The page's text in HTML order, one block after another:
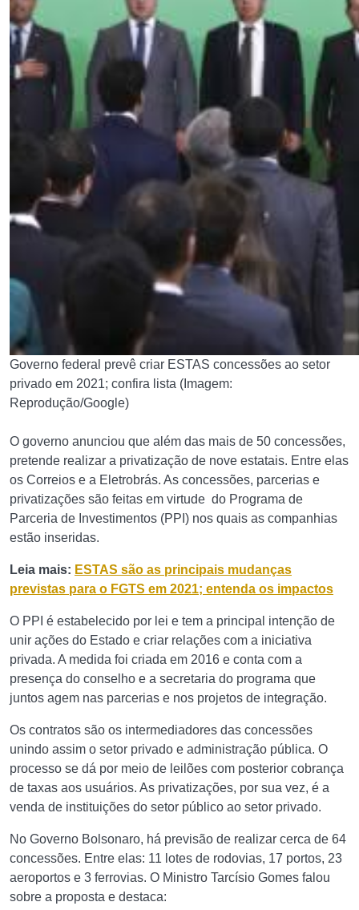
Governo federal prevê criar ESTAS concessões ao setor
privado em 2021; confira lista (Imagem:
Reprodução/Google)
O governo anunciou que além das mais de 50 concessões,
pretende realizar a privatização de nove estatais. Entre elas
os Correios e a Eletrobrás. As concessões, parcerias e
privatizações são feitas em virtude do Programa de
Parceria de Investimentos (PPI) nos quais as companhias
estão inseridas.
Leia mais: ESTAS são as principais mudanças
previstas para o FGTS em 2021; entenda os impactos
O PPI é estabelecido por lei e tem a principal intenção de
unir ações do Estado e criar relações com a iniciativa
privada. A medida foi criada em 2016 e conta com a
presença do conselho e a secretaria do programa que
juntos agem nas parcerias e nos projetos de integração.
Os contratos são os intermediadores das concessões
unindo assim o setor privado e administração pública. O
processo se dá por meio de leilões com posterior cobrança
de taxas aos usuários. As privatizações, por sua vez, é a
venda de instituições do setor público ao setor privado.
No Governo Bolsonaro, há previsão de realizar cerca de 64
concessões. Entre elas: 11 lotes de rodovias, 17 portos, 23
aeroportos e 3 ferrovias. O Ministro Tarcísio Gomes falou
sobre a proposta e destaca: